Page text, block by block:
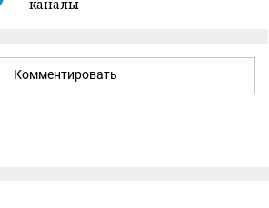
каналы
Комментировать